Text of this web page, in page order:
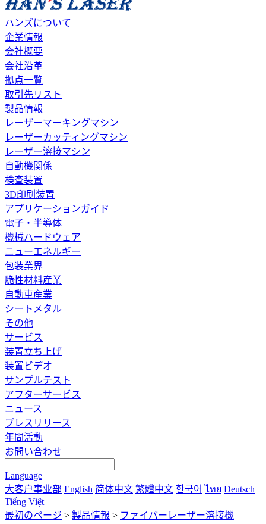
ハンズについて
企業情報
会社概要
会社沿革
拠点一覧
取引先リスト
製品情報
レーザーマーキングマシン
レーザーカッティングマシン
レーザー溶接マシン
自動機関係
検査装置
3D印刷装置
アプリケーションガイド
電子・半導体
機械ハードウェア
ニューエネルギー
包装業界
脆性材料産業
自動車産業
シートメタル
その他
サービス
装置立ち上げ
装置ビデオ
サンプルテスト
アフターサービス
ニュース
プレスリリース
年間活動
お問い合わせ
Language
大客户事业部 English 简体中文 繁體中文 한국어 ไทย Deutsch
Tiếng Việt
最初のページ > 製品情報 > ファイバーレーザー溶接機